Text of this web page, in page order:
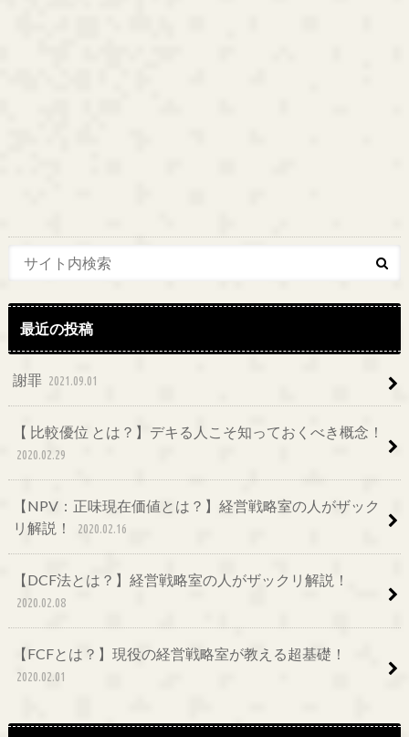
最近の投稿
謝罪 2021.09.01
【 比較優位 とは？】デキる人こそ知っておくべき概念！
2020.02.29
【NPV：正味現在価値とは？】経営戦略室の人がザック
リ解説！
2020.02.16
【DCF法とは？】経営戦略室の人がザックリ解説！
2020.02.08
【FCFとは？】現役の経営戦略室が教える超基礎！
2020.02.01